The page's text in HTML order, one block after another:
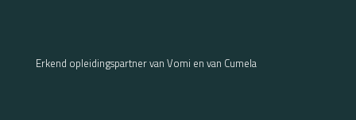
Erkend opleidingspartner van Vomi en van Cumela